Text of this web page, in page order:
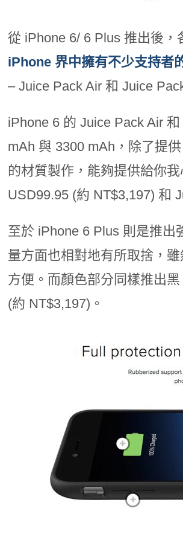
從 iPhone 6/ 6 Plus 推出後
iPhone 界中擁有不少支持者
– Juice Pack Air 和 Juice
iPhone 6 的 Juice Pack Air
mAh 與 3300 mAh，除了提
的材質製作，能夠提供給你
USD99.95 (約 NT$3,197) 和
至於 iPhone 6 Plus 則是推出
量方面也相對地有所取捨，
方便。而顏色部分同樣推出
(約 NT$3,197)。